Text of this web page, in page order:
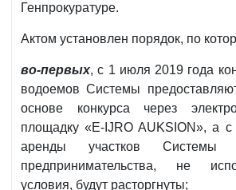
Генпрокуратуре.
Актом установлен порядок, по
во-первых, с 1 июля 2019 года
водоемов Системы
основе конкурса через
площадку «E-IJRO AUKSION», а
аренды участков Системы
предпринимательства, не
условия, будут расторгнуты;